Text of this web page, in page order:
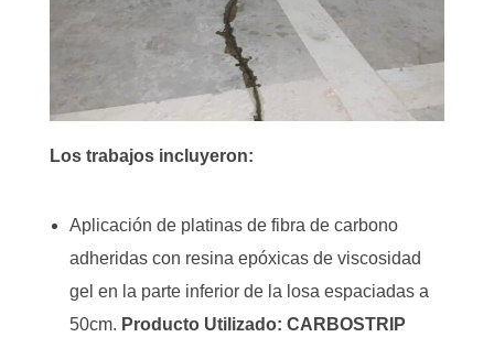
Los trabajos incluyeron:
Aplicación de platinas de fibra de carbono
adheridas con resina epóxicas de viscosidad
gel en la parte inferior de la losa espaciadas a
50cm. Producto Utilizado: CARBOSTRIP